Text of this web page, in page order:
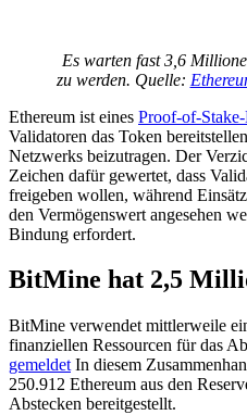
Es warten fast 3,6
zu werden. Quelle:
Ethereum ist eines Proof-of-
Validatoren das Token
Netzwerks beizutragen. Der
Zeichen dafür gewertet, dass
freigeben wollen, während
den Vermögenswert angesehen
Bindung erfordert.
BitMine hat 2,5
BitMine verwendet mittlerweile
finanziellen Ressourcen für das
gemeldet In diesem
250.912 Ethereum aus den
Abstecken bereitgestellt.